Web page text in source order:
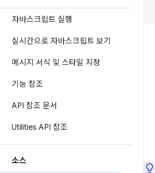
자바스크립트 실행
실시간으로 자바스크립트 보기
메시지 서식 및 스타일 지정
기능 참조
API 참조 문서
Utilities API 참조
소스